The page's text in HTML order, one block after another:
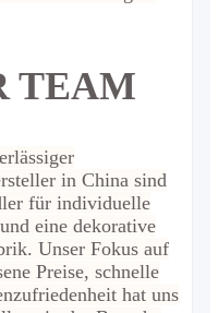
TEAM
in China sind
für individuelle
eine dekorative
Unser Fokus auf
Preise, schnelle
hat uns